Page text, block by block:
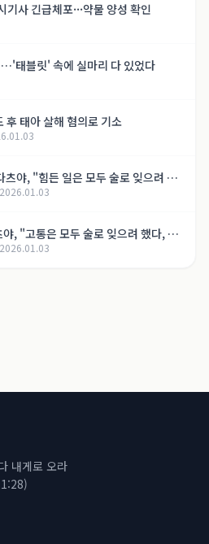
기사 긴급체포···약물 양성 확인
태블릿' 속에 실마리 다 있었다
후 태아 살해 혐의로 기소
야, "힘든 일은 모두 술로 잊으려 했
회복의 길【제8화】
2026.01.03
, "고통은 모두 술로 잊으려 했다, 지
여정【제8화】
2026.01.03
내게로 오라